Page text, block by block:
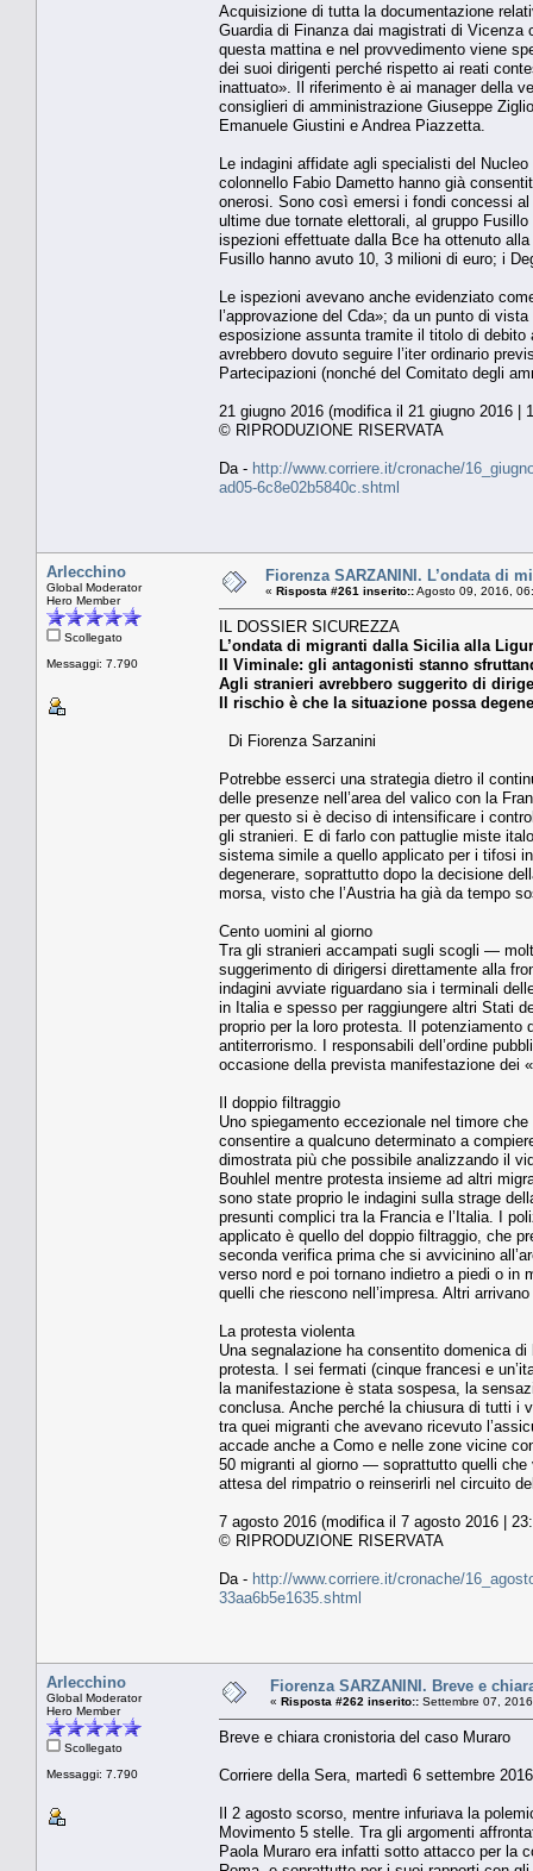
Acquisizione di tutta la documentazione
Guardia di Finanza dai magistrati di
questa mattina e nel provvedimento viene
dei suoi dirigenti perché rispetto ai reati
inattuato». Il riferimento è ai manager della
consiglieri di amministrazione Giuseppe
Emanuele Giustini e Andrea Piazzetta.
Le indagini affidate agli specialisti del
colonnello Fabio Dametto hanno già
onerosi. Sono così emersi i fondi concessi
ultime due tornate elettorali, al gruppo
ispezioni effettuate dalla Bce ha ottenuto
Fusillo hanno avuto 10, 3 milioni di euro; i
Le ispezioni avevano anche evidenziato
l’approvazione del Cda»; da un punto di
esposizione assunta tramite il titolo di
avrebbero dovuto seguire l’iter ordinario
Partecipazioni (nonché del Comitato degli
21 giugno 2016 (modifica il 21 giugno 2016 |
© RIPRODUZIONE RISERVATA
Da - http://www.corriere.it/cronache/
ad05-6c8e02b5840c.shtml
Arlecchino
Global Moderator
Hero Member
Scollegato
Messaggi: 7.790
Fiorenza SARZANINI. L’ondata di
« Risposta #261 inserito::Agosto 09, 2016,
IL DOSSIER SICUREZZA
L’ondata di migranti dalla Sicilia alla
Il Viminale: gli antagonisti stanno
Agli stranieri avrebbero suggerito di
Il rischio è che la situazione possa
Di Fiorenza Sarzanini
Potrebbe esserci una strategia dietro il
delle presenze nell’area del valico con la
per questo si è deciso di intensificare i
gli stranieri. E di farlo con pattuglie miste
sistema simile a quello applicato per i tifosi
degenerare, soprattutto dopo la decisione
morsa, visto che l’Austria ha già da tempo
Cento uomini al giorno
Tra gli stranieri accampati sugli scogli —
suggerimento di dirigersi direttamente alla
indagini avviate riguardano sia i terminali
in Italia e spesso per raggiungere altri Stati
proprio per la loro protesta. Il potenziamento
antiterrorismo. I responsabili dell’ordine
occasione della prevista manifestazione dei
Il doppio filtraggio
Uno spiegamento eccezionale nel timore
consentire a qualcuno determinato a
dimostrata più che possibile analizzando il
Bouhlel mentre protesta insieme ad altri
sono state proprio le indagini sulla strage
presunti complici tra la Francia e l’Italia. I
applicato è quello del doppio filtraggio, che
seconda verifica prima che si avvicinino
verso nord e poi tornano indietro a piedi o in
quelli che riescono nell’impresa. Altri
La protesta violenta
Una segnalazione ha consentito domenica
protesta. I sei fermati (cinque francesi e
la manifestazione è stata sospesa, la
conclusa. Anche perché la chiusura di tutti i
tra quei migranti che avevano ricevuto
accade anche a Como e nelle zone vicine
50 migranti al giorno — soprattutto quelli
attesa del rimpatrio o reinserirli nel circuito
7 agosto 2016 (modifica il 7 agosto 2016 |
© RIPRODUZIONE RISERVATA
Da - http://www.corriere.it/cronache/
33aa6b5e1635.shtml
Arlecchino
Global Moderator
Hero Member
Scollegato
Messaggi: 7.790
Fiorenza SARZANINI. Breve e
« Risposta #262 inserito:: Settembre 07,
Breve e chiara cronistoria del caso Muraro
Corriere della Sera, martedì 6 settembre 2016
Il 2 agosto scorso, mentre infuriava la
Movimento 5 stelle. Tra gli argomenti
Paola Muraro era infatti sotto attacco per la